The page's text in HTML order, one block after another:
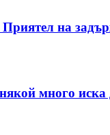
на
много иска